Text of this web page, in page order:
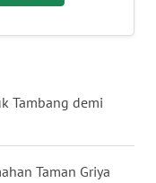
Tambang demi
Taman Griya